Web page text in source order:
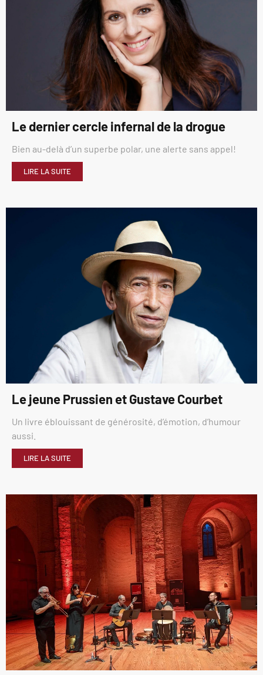
Le dernier cercle infernal de la drogue
Bien au-delà d’un superbe polar, une alerte sans appel!
LIRE LA SUITE
Le jeune Prussien et Gustave Courbet
Un livre éblouissant de générosité, d’émotion, d’humour
aussi.
LIRE LA SUITE